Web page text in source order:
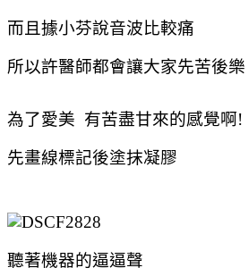
而且據小芬說音波比較痛
所以許醫師都會讓大家先苦後樂
為了愛美 有苦盡甘來的感覺啊!
先畫線標記後塗抹凝膠
聽著機器的逼逼聲